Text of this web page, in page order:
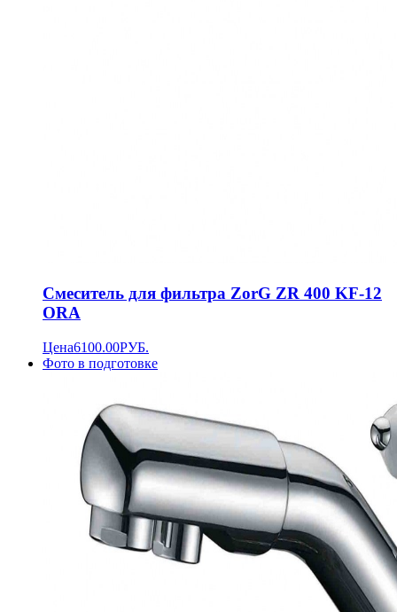
Смеситель для фильтра ZorG ZR 400 KF-12
ORA
Цена6100.00РУБ.
Фото в подготовке